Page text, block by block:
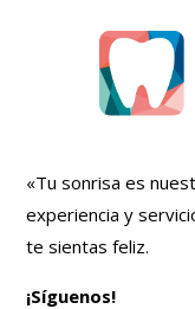
«Tu sonrisa es
experiencia y
te sientas feliz.
¡Síguenos!